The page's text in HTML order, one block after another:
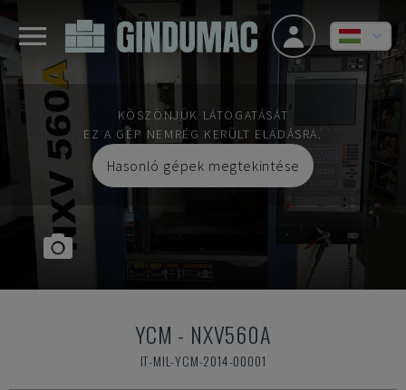
KÖSZÖNJÜK LÁTOGATÁSÁT
EZ A GÉP NEMRÉG KERÜLT ELADÁSRA.
Hasonló gépek megtekintése
YCM - NXV560A
IT-MIL-YCM-2014-00001